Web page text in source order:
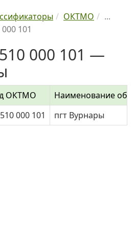
ОКТМО
...
101
000 101 —
ОКТМО
Наименование
000 101 пгт Вурнары